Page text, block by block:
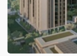
Tin
tức